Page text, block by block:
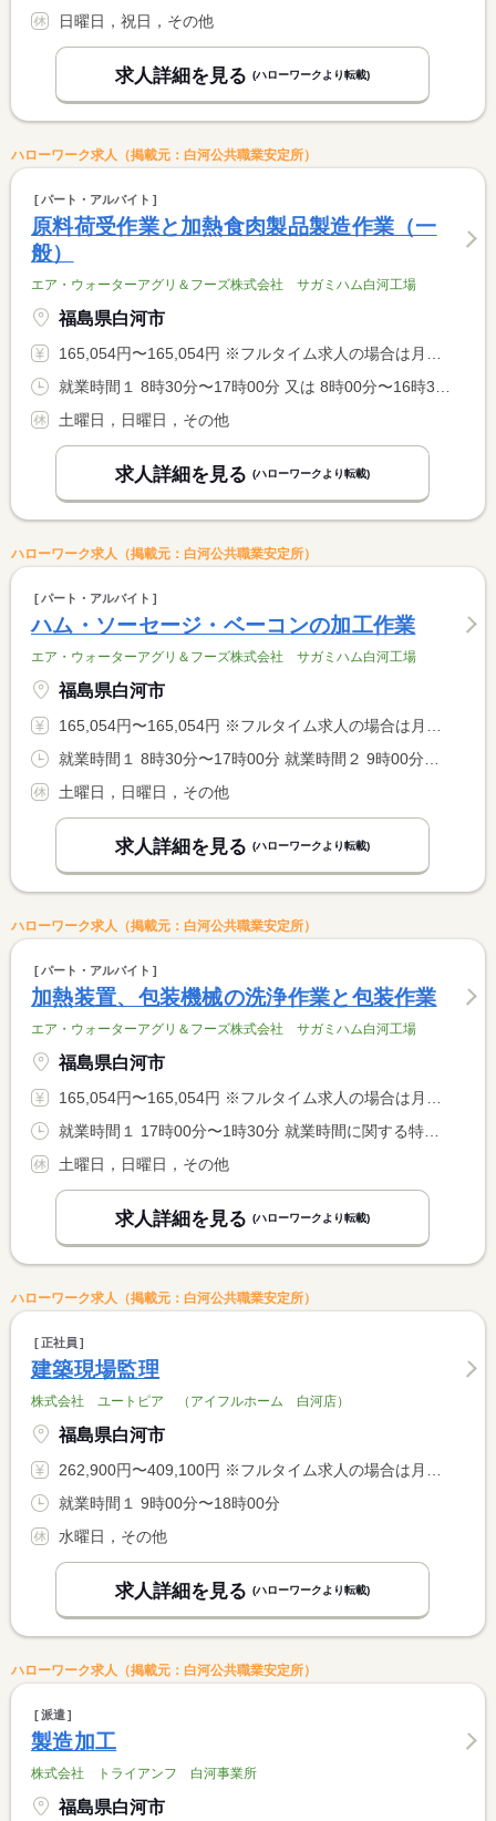
日曜日，祝日，その他
求人詳細を見る (ハローワークより転載)
ハローワーク求人（掲載元：白河公共職業安定所）
パート・アルバイト
原料荷受作業と加熱食肉製品製造作業（一
般）
エア・ウォーターアグリ＆フーズ株式会社 サガミハム白河工場
福島県白河市
165,054円〜165,054円 ※フルタイム求人の場合は月額（換算額）、パート求人の場合は時間額を表示しています。
土曜日，日曜日，その他
求人詳細を見る (ハローワークより転載)
ハローワーク求人（掲載元：白河公共職業安定所）
パート・アルバイト
ハム・ソーセージ・ベーコンの加工作業
エア・ウォーターアグリ＆フーズ株式会社 サガミハム白河工場
福島県白河市
165,054円〜165,054円 ※フルタイム求人の場合は月額（換算額）、パート求人の場合は時間額を表示しています。
土曜日，日曜日，その他
求人詳細を見る (ハローワークより転載)
ハローワーク求人（掲載元：白河公共職業安定所）
パート・アルバイト
加熱装置、包装機械の洗浄作業と包装作業
エア・ウォーターアグリ＆フーズ株式会社 サガミハム白河工場
福島県白河市
165,054円〜165,054円 ※フルタイム求人の場合は月額（換算額）、パート求人の場合は時間額を表示しています。
土曜日，日曜日，その他
求人詳細を見る (ハローワークより転載)
ハローワーク求人（掲載元：白河公共職業安定所）
正社員
建築現場監理
株式会社 ユートピア （アイフルホーム 白河店）
福島県白河市
262,900円〜409,100円 ※フルタイム求人の場合は月額（換算額）、パート求人の場合は時間額を表示しています。
就業時間１ 9時00分〜18時00分
水曜日，その他
求人詳細を見る (ハローワークより転載)
ハローワーク求人（掲載元：白河公共職業安定所）
派遣
製造加工
株式会社 トライアンフ 白河事業所
福島県白河市